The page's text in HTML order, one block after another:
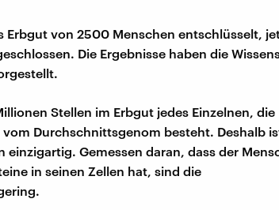
Erbgut von 2500 Menschen entschlüsselt,
Die Ergebnisse haben die
Stellen im Erbgut jedes Einzelnen, die
Durchschnittsgenom besteht. Deshalb
einzigartig. Gemessen daran, dass der
in seinen Zellen hat, sind die